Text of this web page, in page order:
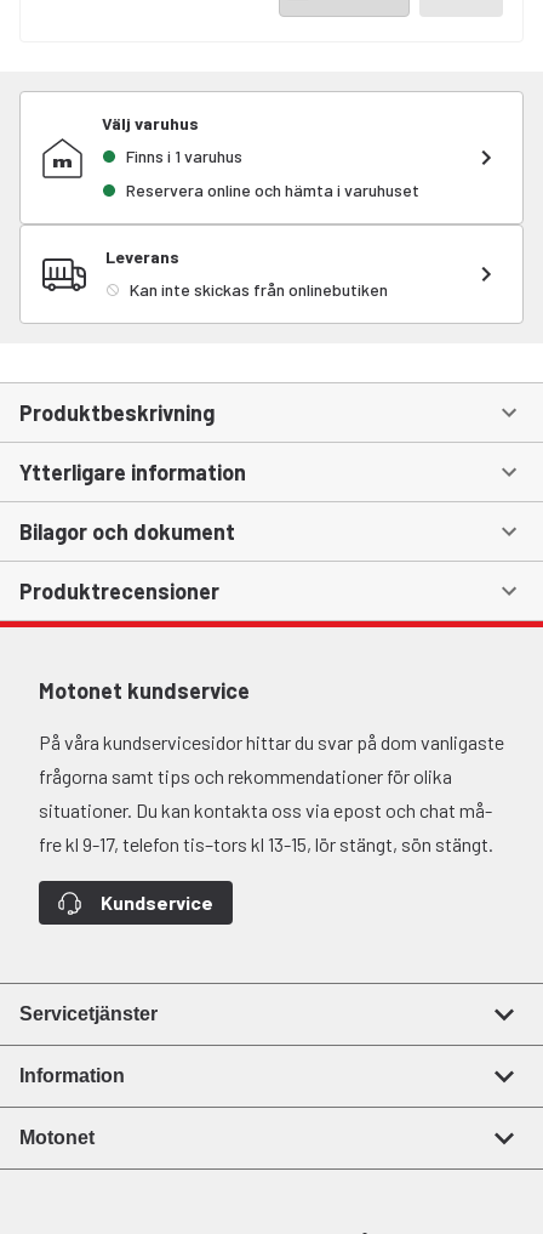
Välj varuhus
Finns i 1 varuhus
Reservera online och hämta i varuhuset
Leverans
Kan inte skickas från onlinebutiken
Produktbeskrivning
Ytterligare information
Bilagor och dokument
Produktrecensioner
Motonet kundservice
På våra kundservicesidor hittar du svar på dom vanligaste
frågorna samt tips och rekommendationer för olika
situationer. Du kan kontakta oss via epost och chat må-
fre kl 9-17, telefon tis–tors kl 13-15, lör stängt, sön stängt.
Kundservice
Servicetjänster
Information
Motonet